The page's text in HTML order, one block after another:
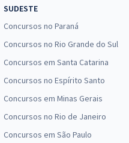
SUDESTE
Concursos no Paraná
Concursos no Rio Grande do Sul
Concursos em Santa Catarina
Concursos no Espírito Santo
Concursos em Minas Gerais
Concursos no Rio de Janeiro
Concursos em São Paulo